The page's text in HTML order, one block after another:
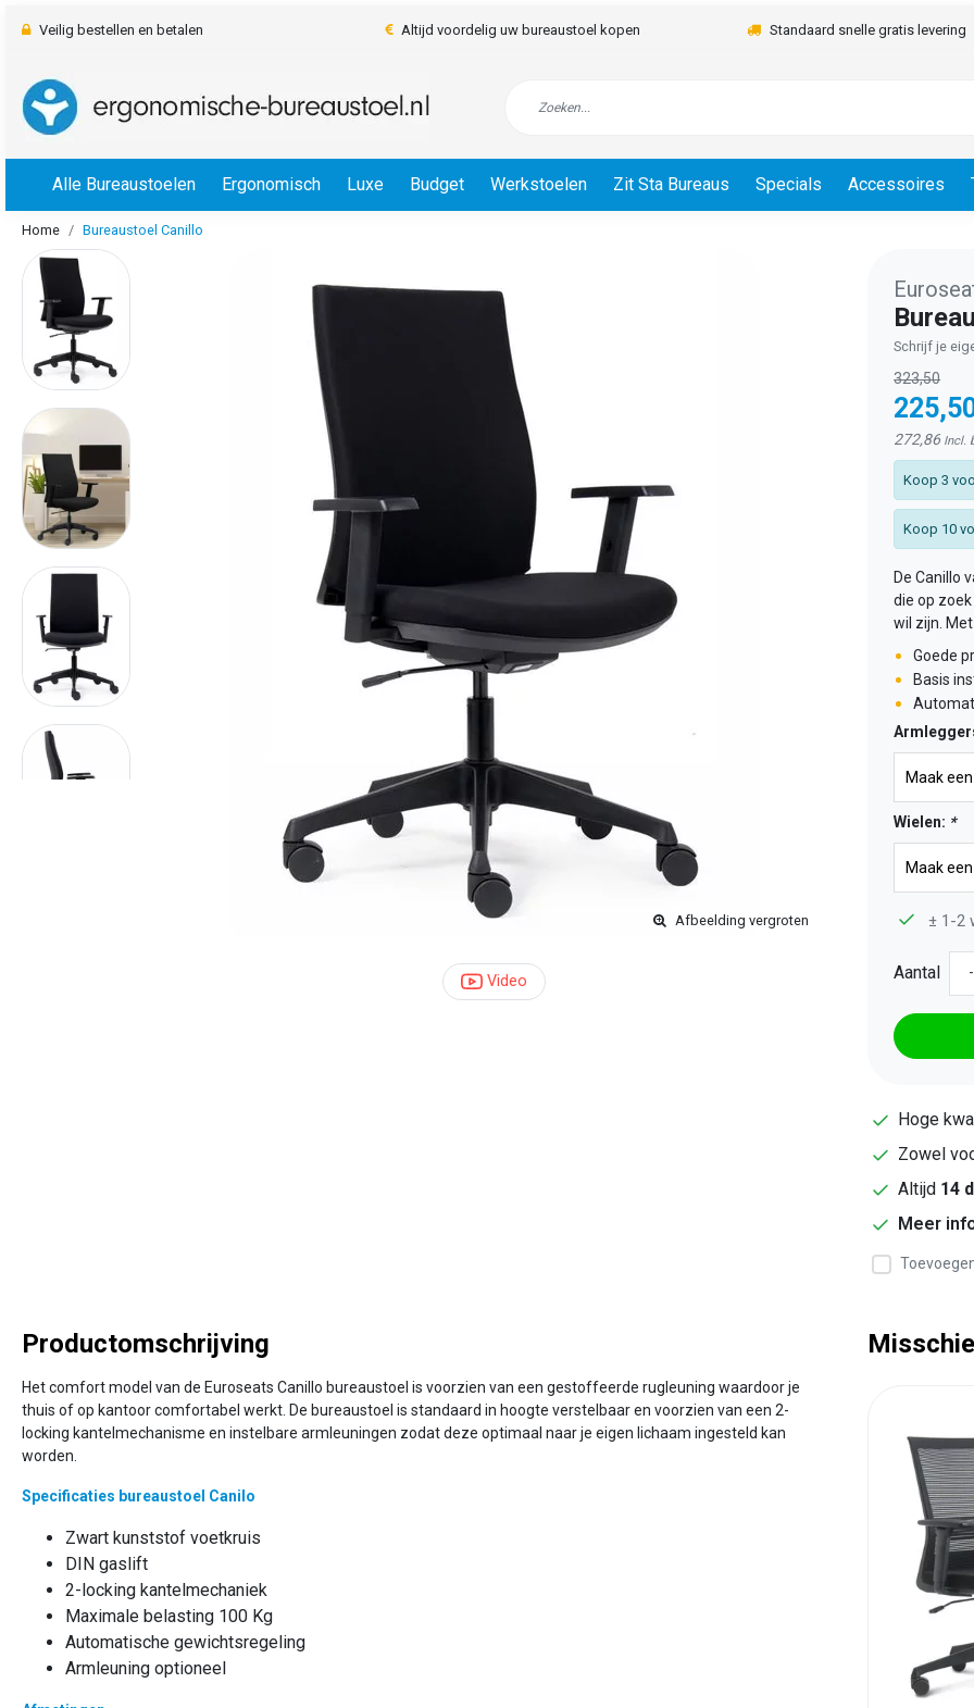
Veilig bestellen en betalen Altijd voordelig uw bureaustoel kopen Standaard snelle gratis levering
Alle Bureaustoelen Ergonomisch Luxe Budget Werkstoelen Zit Sta Bureaus Specials Accessoires
Home Bureaustoel Canillo
Afbeelding vergroten
Video
Schrijf je
323,50
272,86 Incl.
Koop 3
Koop 10
De Canillo
die op
wil zijn.
Goede
Basis
Wielen: *
± 1-2
Aantal -
Hoge
Zowel
Altijd 14
Meer
Productomschrijving
Het comfort model van de Euroseats Canillo bureaustoel is voorzien van een gestoffeerde rugleuning waardoor je
thuis of op kantoor comfortabel werkt. De bureaustoel is standaard in hoogte verstelbaar en voorzien van een 2-
locking kantelmechanisme en instelbare armleuningen zodat deze optimaal naar je eigen lichaam ingesteld kan
worden.
Specificaties bureaustoel Canilo
Zwart kunststof voetkruis
DIN gaslift
2-locking kantelmechaniek
Maximale belasting 100 Kg
Automatische gewichtsregeling
Armleuning optioneel